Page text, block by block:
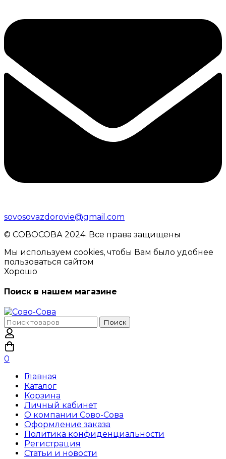
sovosovazdorovie@gmail.com
© CОВОСОВА 2024. Все права защищены
Мы используем cookies, чтобы Вам было удобнее
пользоваться сайтом
Хорошо
Поиск в нашем магазине
Поиск
по:
Поиск
0
Главная
Каталог
Корзина
Личный кабинет
О компании Сово-Сова
Оформление заказа
Политика конфиденциальности
Регистрация
Статьи и новости